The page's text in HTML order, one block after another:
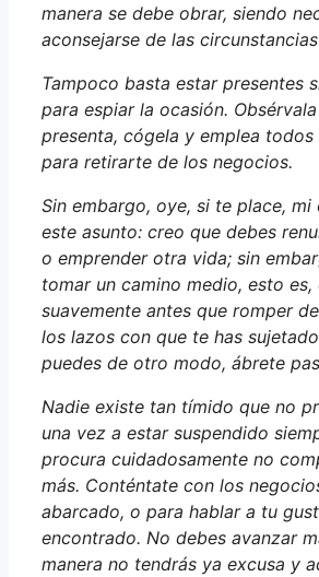
manera se debe obrar, siendo
aconsejarse de las
Tampoco basta estar presentes
para espiar la ocasión.
presenta, cógela y emplea
para retirarte de los negocios.
Sin embargo, oye, si te place,
este asunto: creo que debes
o emprender otra vida; sin
tomar un camino medio, esto es,
suavemente antes que romper
los lazos con que te has
puedes de otro modo, ábrete
Nadie existe tan tímido que no
una vez a estar suspendido
procura cuidadosamente no
más. Conténtate con los
abarcado, o para hablar a tu
encontrado. No debes avanzar
manera no tendrás ya excusa y